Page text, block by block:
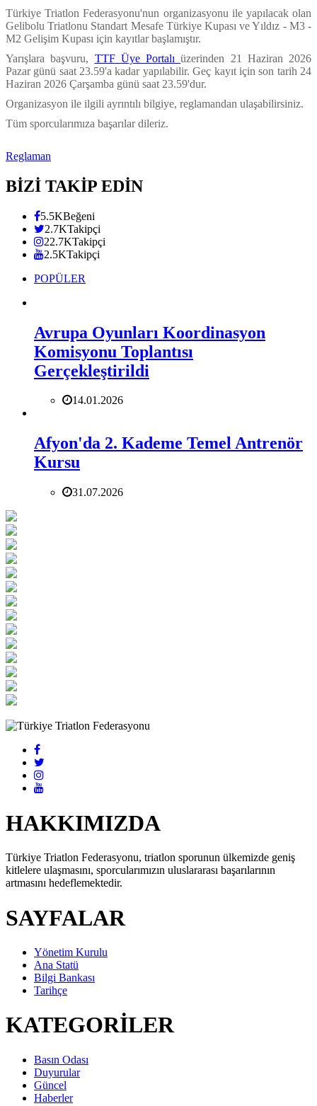
Türkiye Triatlon Federasyonu'nun organizasyonu ile yapılacak olan
Gelibolu Triatlonu Standart Mesafe Türkiye Kupası ve Yıldız - M3 -
M2 Gelişim Kupası için kayıtlar başlamıştır.
Yarışlara başvuru, TTF Üye Portalı üzerinden 21 Haziran 2026
Pazar günü saat 23.59'a kadar yapılabilir. Geç kayıt için son tarih 24
Haziran 2026 Çarşamba günü saat 23.59'dur.
Organizasyon ile ilgili ayrıntılı bilgiye, reglamandan ulaşabilirsiniz.
Tüm sporcularımıza başarılar dileriz.
Reglaman
BİZİ TAKİP EDİN
5.5KBeğeni
2.7KTakipçi
22.7KTakipçi
2.5KTakipçi
POPÜLER
Avrupa Oyunları Koordinasyon
Komisyonu Toplantısı
Gerçekleştirildi
14.01.2026
Afyon'da 2. Kademe Temel Antrenör
Kursu
31.07.2026
HAKKIMIZDA
Türkiye Triatlon Federasyonu, triatlon sporunun ülkemizde geniş
kitlelere ulaşmasını, sporcularımızın uluslararası başarılarının
artmasını hedeflemektedir.
SAYFALAR
Yönetim Kurulu
Ana Statü
Bilgi Bankası
Tarihçe
KATEGORİLER
Basın Odası
Duyurular
Güncel
Haberler